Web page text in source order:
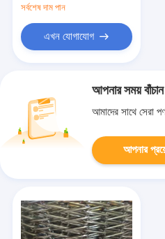
সর্বশেষ দাম পান
এখন যোগাযোগ
আপনার সময় বাঁচান
আমাদের সাথে সেরা
আপনার